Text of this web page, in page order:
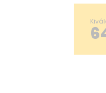
& fogyasztás
energiafogyasztás ~352